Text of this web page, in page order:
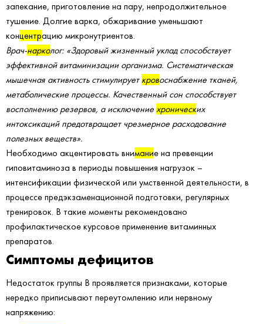
запекание, приготовление на пару, непродолжительное
тушение. Долгие варка, обжаривание уменьшают
концентрацию микронутриентов.
Врач-нарколог: «Здоровый жизненный уклад способствует
эффективной витаминизации организма. Систематическая
мышечная активность стимулирует кровоснабжение тканей,
метаболические процессы. Качественный сон способствует
восполнению резервов, а исключение хронических
интоксикаций предотвращает чрезмерное расходование
полезных веществ».
Необходимо акцентировать внимание на превенции
гиповитаминоза в периоды повышения нагрузок –
интенсификации физической или умственной деятельности, в
процессе предэкзаменационной подготовки, регулярных
тренировок. В такие моменты рекомендовано
профилактическое курсовое применение витаминных
препаратов.
Симптомы дефицитов
Недостаток группы В проявляется признаками, которые
нередко приписывают переутомлению или нервному
напряжению: